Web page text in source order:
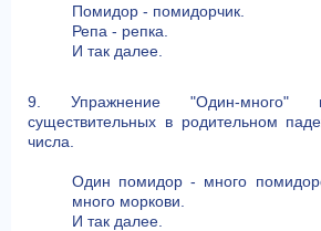
Помидор - помидорчик.
Репа - репка.
И так далее.
9. Упражнение "Один-много"
существительных в родительном
числа.
Один помидор - много
много моркови.
И так далее.